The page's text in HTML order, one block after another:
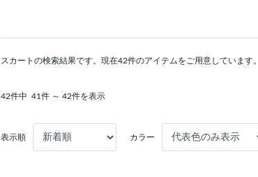
スカートの検索結果です。現在42件のアイテムをご用意しています。
42件中 41件 ～ 42件を表示
表示順 カラー